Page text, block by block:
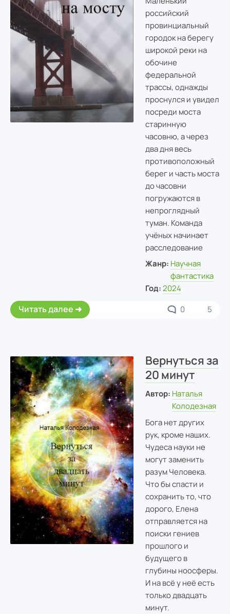
российский
провинциальный
городок на берегу
широкой реки на
обочине
федеральной
трассы, однажды
проснулся и увидел
посреди моста
старинную
часовню, а через
два дня весь
противоположный
берег и часть моста
до часовни
погружаются в
непроглядный
туман. Команда
учёных начинает
расследование
Жанр: Научная
фантастика
Год: 2024
Читать далее 0 5
Вернуться за
20 минут
Автор: Наталья
Колодезная
Бога нет других
рук, кроме наших.
Чудеса науки не
могут заменить
разум Человека.
Что бы спасти и
сохранить то, что
дорого, Елена
отправляется на
поиски гениев
прошлого и
будущего в
глубины ноосферы.
И на всё у неё есть
только двадцать
минут.